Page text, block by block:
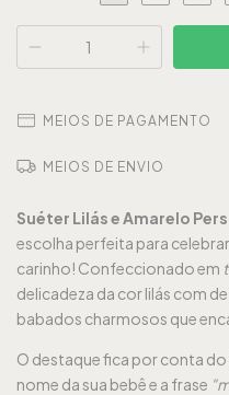
MEIOS DE PAGAMENTO
MEIOS DE ENVIO
Suéter Lilás e Amarelo
escolha perfeita para
carinho! Confeccionado em
delicadeza da cor lilás com
babados charmosos que
O destaque fica por conta
nome da sua bebê e a frase